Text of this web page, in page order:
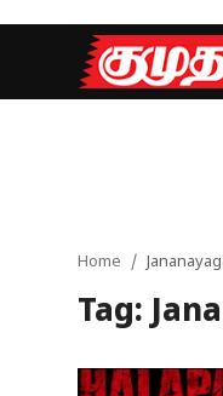
Games
Videos
Home
Tag: